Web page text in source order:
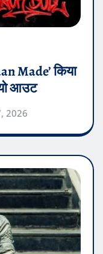
Made’ किया
आउट
2026